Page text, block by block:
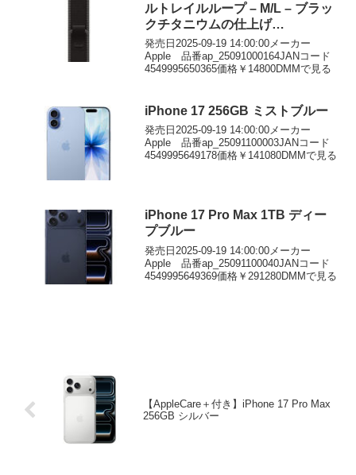
ルトレイルループ – M/L – ブラッ
クチタニウムの仕上げ
MG9U4FE/A
発売日2025-09-19 14:00:00メーカー
Apple 品番ap_25091000164JANコード
4549995650365価格￥14800DMMで見る
iPhone 17 256GB ミストブルー
発売日2025-09-19 14:00:00メーカー
Apple 品番ap_25091100003JANコード
4549995649178価格￥141080DMMで見る
iPhone 17 Pro Max 1TB ディー
プブルー
発売日2025-09-19 14:00:00メーカー
Apple 品番ap_25091100040JANコード
4549995649369価格￥291280DMMで見る
【AppleCare＋付き】iPhone 17 Pro Max
256GB シルバー